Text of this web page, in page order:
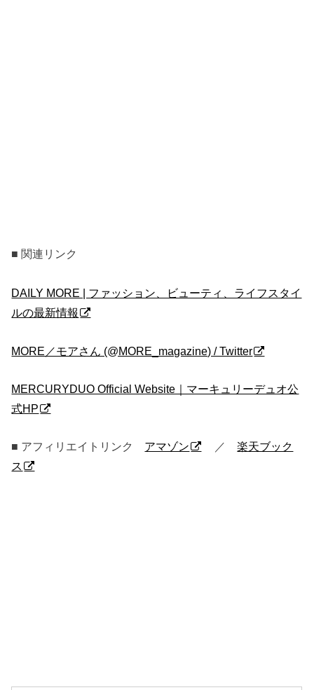
■ 関連リンク
DAILY MORE | ファッション、ビューティ、ライフスタイ
ルの最新情報
MORE／モアさん (@MORE_magazine) / Twitter
MERCURYDUO Official Website｜マーキュリーデュオ公
式HP
■ アフィリエイトリンク アマゾン ／楽天ブック
ス